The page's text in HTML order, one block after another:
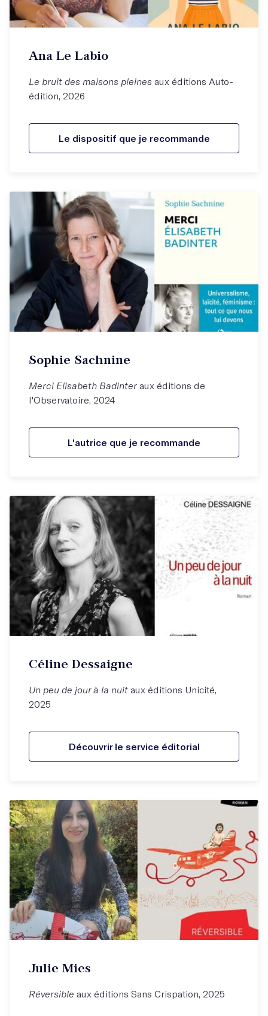
Ana Le Labio
Le bruit des maisons pleines aux éditions Auto-
édition, 2026
Le dispositif que je recommande
Sophie Sachnine
Merci Elisabeth Badinter aux éditions de
l'Observatoire, 2024
L'autrice que je recommande
Céline Dessaigne
Un peu de jour à la nuit aux éditions Unicité,
2025
Découvrir le service éditorial
Julie Mies
Réversible aux éditions Sans Crispation, 2025